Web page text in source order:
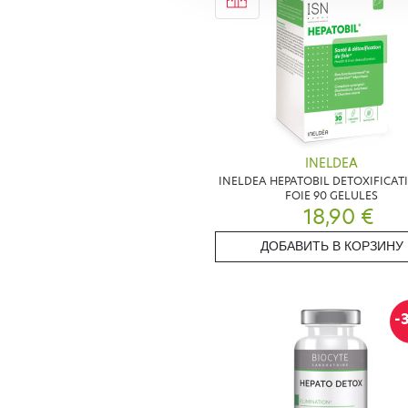
INELDEA
INELDEA HEPATOBIL
FOIE 90 GELULES
18,90 €
ДОБАВИТЬ В КОРЗИНУ
-